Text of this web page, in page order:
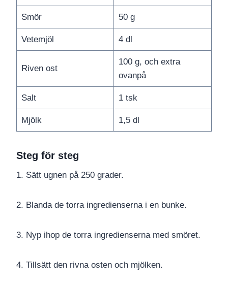
Smör 50 g
Vetemjöl 4 dl
Riven ost
100 g, och extra
ovanpå
Salt 1 tsk
Mjölk 1,5 dl
Steg för steg
1. Sätt ugnen på 250 grader.
2. Blanda de torra ingredienserna i en bunke.
3. Nyp ihop de torra ingredienserna med smöret.
4. Tillsätt den rivna osten och mjölken.